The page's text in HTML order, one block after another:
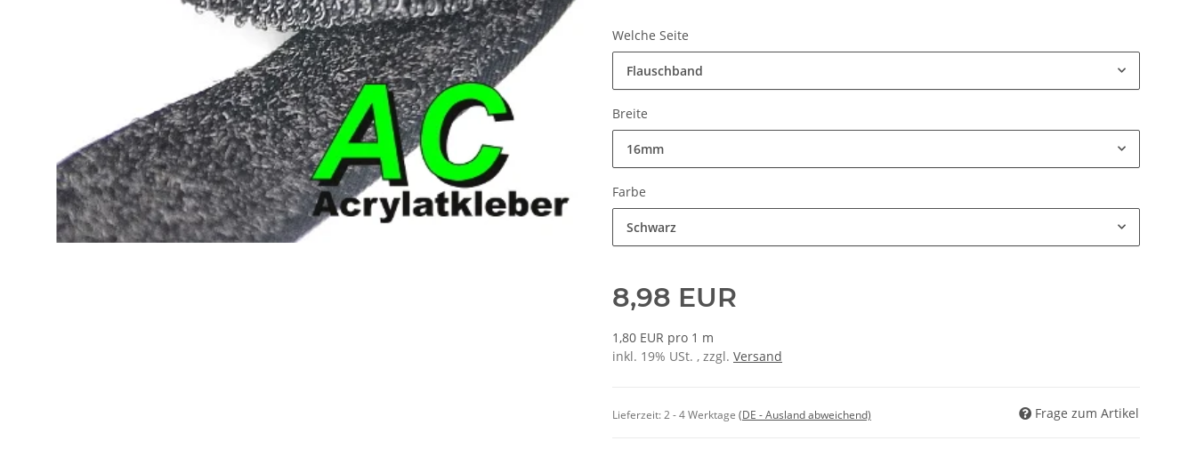
Welche Seite
Flauschband
Breite
16mm
Farbe
Schwarz
8,98 EUR
1,80 EUR pro 1 m
inkl. 19% USt. , zzgl. Versand
Lieferzeit:2 - 4 Werktage (DE - Ausland abweichend) Frage zum Artikel